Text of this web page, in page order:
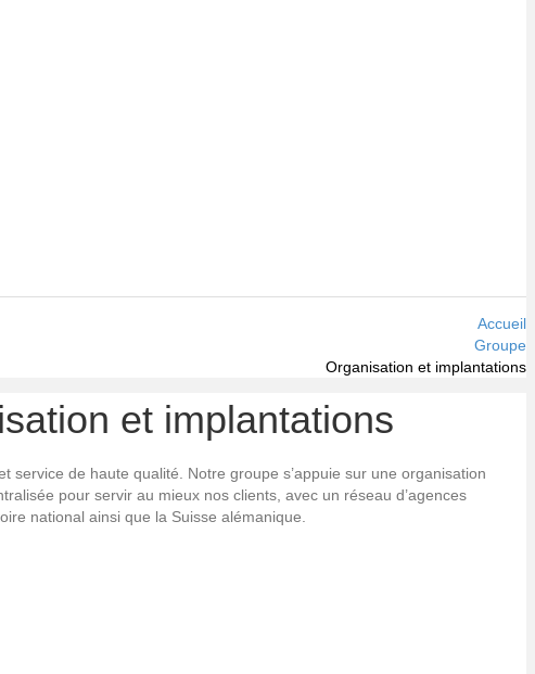
Accueil
Groupe
Organisation et implantations
et implantations
service de haute qualité. Notre groupe s’appuie sur une organisation
pour servir au mieux nos clients, avec un réseau d’agences
national ainsi que la Suisse alémanique.